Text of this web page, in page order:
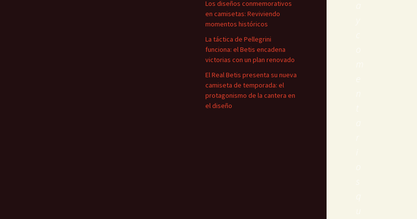
Los diseños conmemorativos
en camisetas: Reviviendo
momentos históricos
La táctica de Pellegrini
funciona: el Betis encadena
victorias con un plan renovado
El Real Betis presenta su nueva
camiseta de temporada: el
protagonismo de la cantera en
el diseño